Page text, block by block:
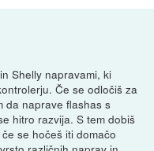
Shelly napravami, ki
Če se odločiš za
da naprave flashas s
hitro razvija. S tem dobiš
se hočeš iti domačo